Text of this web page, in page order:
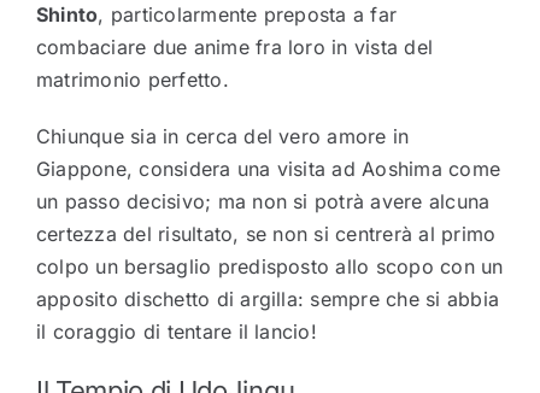
Shinto, particolarmente preposta a far
combaciare due anime fra loro in vista del
matrimonio perfetto.
Chiunque sia in cerca del vero amore in
Giappone, considera una visita ad Aoshima come
un passo decisivo; ma non si potrà avere alcuna
certezza del risultato, se non si centrerà al primo
colpo un bersaglio predisposto allo scopo con un
apposito dischetto di argilla: sempre che si abbia
il coraggio di tentare il lancio!